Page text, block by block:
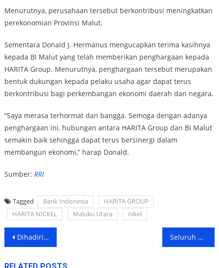
Menurutnya, perusahaan tersebut berkontribusi meningkatkan
perekonomian Provinsi Malut.
Sementara Donald J. Hermanus mengucapkan terima kasihnya
kepada BI Malut yang telah memberikan penghargaan kepada
HARITA Group. Menurutnya, penghargaan tersebut merupakan
bentuk dukungan kepada pelaku usaha agar dapat terus
berkontribusi bagi perkembangan ekonomi daerah dan negara.
“Saya merasa terhormat dan bangga. Semoga dengan adanya
penghargaan ini, hubungan antara HARITA Group dan BI Malut
semakin baik sehingga dapat terus bersinergi dalam
membangun ekonomi,” harap Donald.
Sumber: RRI
Tagged Bank Indonesia
HARITA GROUP
HARITA NICKEL
Maluku Utara nikel
Post
Dihadiri Langsung Ketua DPP, Halut Jadi Tuan Rumah KTM GMNI Malut Seluruh Desa di Maluku Utara Didorong Miliki Perpustakaan